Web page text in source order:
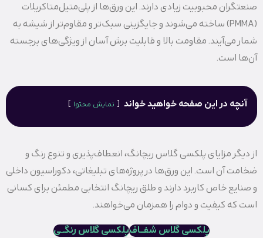
صنعتگران محبوبیت زیادی دارند. این ورق‌ها از پلی‌متیل‌متاکریلات
(PMMA) ساخته می‌شوند و جایگزینی سبک‌تر و مقاوم‌تر از شیشه به
شمار می‌آیند. مقاومت بالا و قابلیت برش آسان از ویژگی‌های برجسته
آن‌ها است.
آنچه در این صفحه خواهید خواند نمایش محتوا
از دیگر مزایای پلکسی‌ گلاس ریچانگ، انعطاف‌پذیری و تنوع رنگ و
ضخامت آن است. این ورق‌ها در پروژه‌های تبلیغاتی، دکوراسیون داخلی
و صنایع خاص کاربرد دارند و طلق ریچانگ انتخابی مطمئن برای کسانی
است که کیفیت و دوام را همزمان می‌خواهند.
پلکسی گلاس شفــافپلکسی گلاس رنگــی